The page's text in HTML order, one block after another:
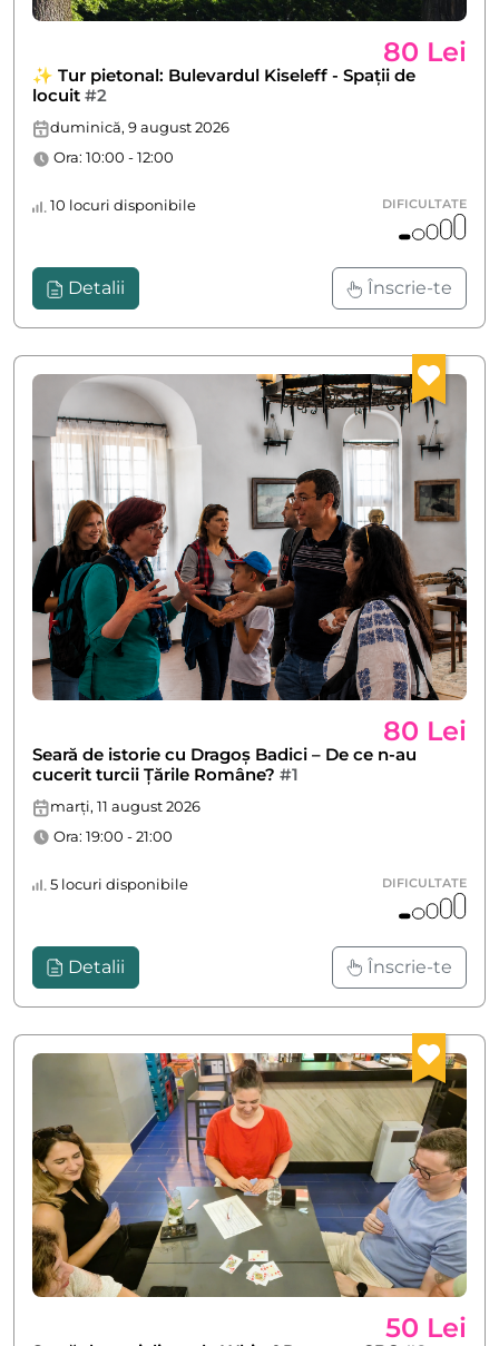
80 Lei
✨ Tur pietonal: Bulevardul Kiseleff - Spații de
locuit #2
duminică, 9 august 2026
Ora: 10:00 - 12:00
10 locuri disponibile DIFICULTATE
Detalii Înscrie-te
80 Lei
Seară de istorie cu Dragoș Badici – De ce n-au
cucerit turcii Țările Române? #1
marți, 11 august 2026
Ora: 19:00 - 21:00
5 locuri disponibile DIFICULTATE
Detalii Înscrie-te
50 Lei